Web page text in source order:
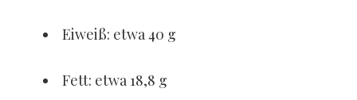
Eiweiß: etwa 40 g
Fett: etwa 18,8 g